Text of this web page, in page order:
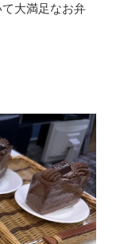
大満足なお弁